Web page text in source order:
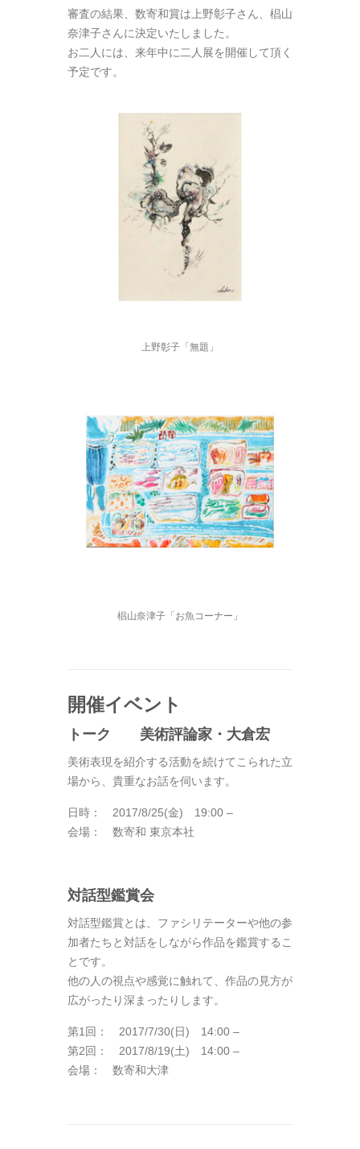
審査の結果、数寄和賞は上野彰子さん、椙山
奈津子さんに決定いたしました。
お二人には、来年中に二人展を開催して頂く
予定です。
上野彰子「無題」
椙山奈津子「お魚コーナー」
開催イベント
トーク 美術評論家・大倉宏
美術表現を紹介する活動を続けてこられた立
場から、貴重なお話を伺います。
日時： 2017/8/25(金) 19:00 –
会場： 数寄和 東京本社
対話型鑑賞会
対話型鑑賞とは、ファシリテーターや他の参
加者たちと対話をしながら作品を鑑賞するこ
とです。
他の人の視点や感覚に触れて、作品の見方が
広がったり深まったりします。
第1回： 2017/7/30(日) 14:00 –
第2回： 2017/8/19(土) 14:00 –
会場： 数寄和大津